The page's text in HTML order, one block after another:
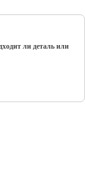
ли деталь или